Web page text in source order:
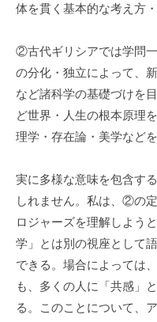
体を貫く基本的な考え方・
②古代ギリシアでは学問
の分化・独立によって、
など諸科学の基礎づけを
ど世界・人生の根本原理
理学・存在論・美学など
実に多様な意味を包含す
しれません。私は、②の
ロジャーズを理解しよう
学」とは別の視座として
できる。場合によっては
も、多くの人に「共感」
る。このことについて、